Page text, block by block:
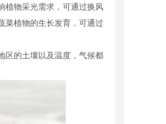
植物采光需求，可通过换风
菜植物的生长发育，可通过
区的土壤以及温度，气候都